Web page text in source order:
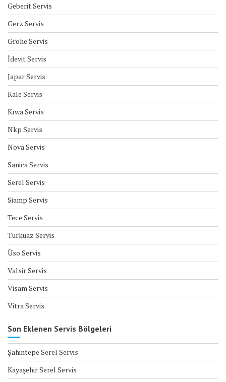
Geberit Servis
Gerz Servis
Grohe Servis
İdevit Servis
Japar Servis
Kale Servis
Kıwa Servis
Nkp Servis
Nova Servis
Sanica Servis
Serel Servis
Siamp Servis
Tece Servis
Turkuaz Servis
Üso Servis
Valsir Servis
Visam Servis
Vitra Servis
Son Eklenen Servis Bölgeleri
Şahintepe Serel Servis
Kayaşehir Serel Servis